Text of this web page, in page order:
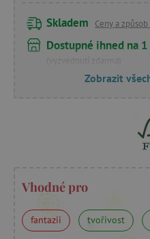
Skladem Ceny a
Dostupné ihned na
(vyzvednutí zdarma)
Zobrazit
Vhodné pro
fantazii tvořivost